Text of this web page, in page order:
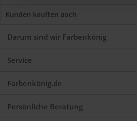
Kunden kauften auch
Darum sind wir Farbenkönig
Service
Farbenkönig.de
Persönliche Beratung